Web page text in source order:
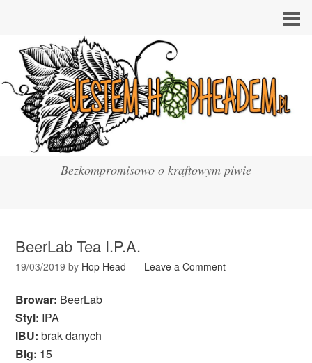
Bezkompromisowo o kraftowym piwie
BeerLab Tea I.P.A.
19/03/2019 by Hop Head Leave a Comment
Browar: BeerLab
Styl: IPA
IBU: brak danych
Blg: 15